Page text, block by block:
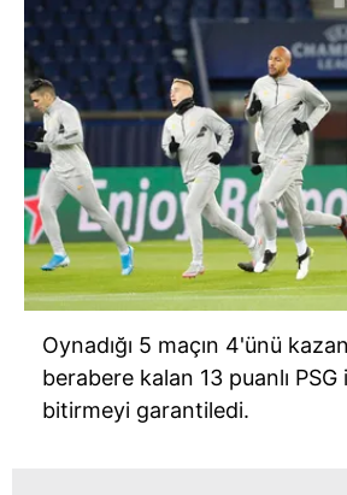
Oynadığı 5 maçın 4'ünü
berabere kalan 13 puanlı
bitirmeyi garantiledi.